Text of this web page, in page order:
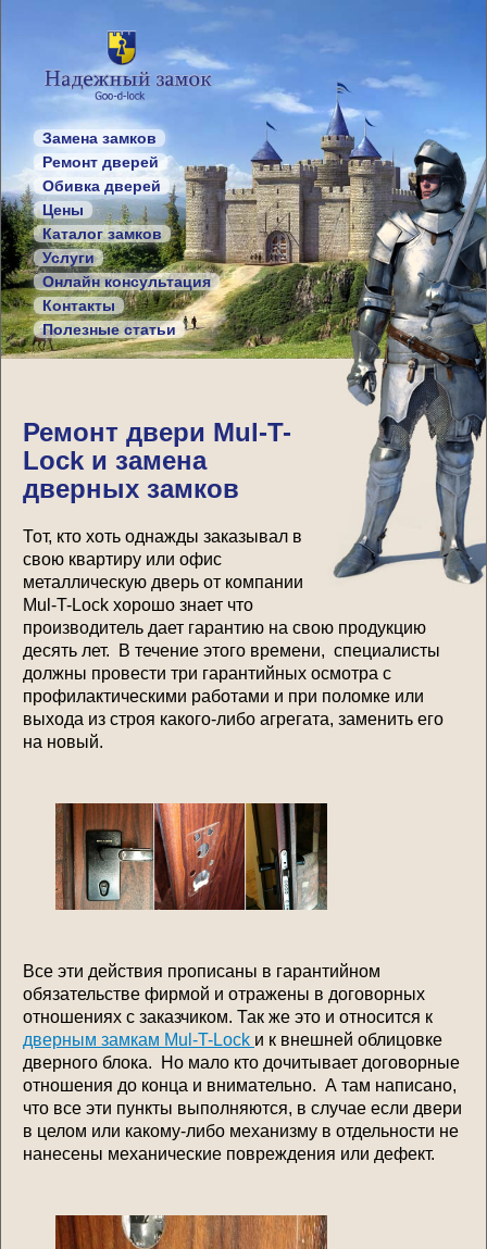
Замена замков
Ремонт дверей
Обивка дверей
Цены
Каталог замков
Услуги
Онлайн консультация
Контакты
Полезные статьи
Ремонт двери Mul-T-
Lock и замена
дверных замков
Тот, кто хоть однажды заказывал в
свою квартиру или офис
металлическую дверь от компании
Mul-T-Lock хорошо знает что
производитель дает гарантию на свою продукцию
десять лет. В течение этого времени, специалисты
должны провести три гарантийных осмотра с
профилактическими работами и при поломке или
выхода из строя какого-либо агрегата, заменить его
на новый.
Все эти действия прописаны в гарантийном
обязательстве фирмой и отражены в договорных
отношениях с заказчиком. Так же это и относится к
дверным замкам Mul-T-Lock и к внешней облицовке
дверного блока. Но мало кто дочитывает договорные
отношения до конца и внимательно. А там написано,
что все эти пункты выполняются, в случае если двери
в целом или какому-либо механизму в отдельности не
нанесены механические повреждения или дефект.